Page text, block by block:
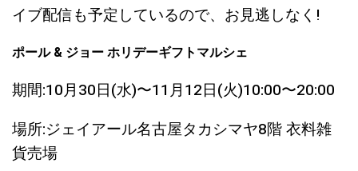
イブ配信も予定しているので、お見逃しなく!
ポール & ジョー ホリデーギフトマルシェ
期間:10月30日(水)〜11月12日(火)10:00〜20:00
場所:ジェイアール名古屋タカシマヤ8階 衣料雑
貨売場